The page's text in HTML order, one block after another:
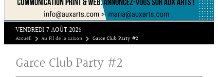
VENDREDI 7 AOÛT 2026
Accueil Au Fil de la saison Garce Club Party #2
Garce Club Party #2